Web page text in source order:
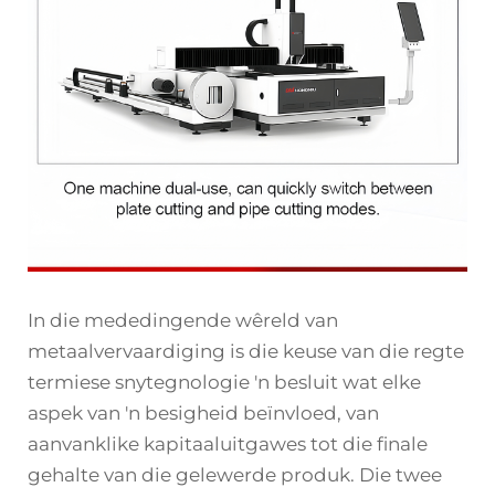
In die mededingende wêreld van
metaalvervaardiging is die keuse van die regte
termiese snytegnologie 'n besluit wat elke
aspek van 'n besigheid beïnvloed, van
aanvanklike kapitaaluitgawes tot die finale
gehalte van die gelewerde produk. Die twee